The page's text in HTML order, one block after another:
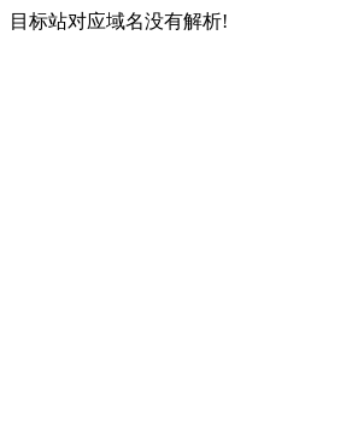
目标站对应域名没有解析!